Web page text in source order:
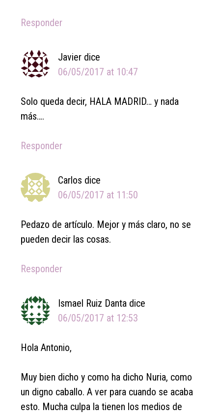
Responder
Javier dice
06/05/2017 at 10:47
Solo queda decir, HALA MADRID… y nada
más….
Responder
Carlos dice
06/05/2017 at 11:50
Pedazo de artículo. Mejor y más claro, no se
pueden decir las cosas.
Responder
Ismael Ruiz Danta dice
06/05/2017 at 12:53
Hola Antonio,
Muy bien dicho y como ha dicho Nuria, como
un digno caballo. A ver para cuando se acaba
esto. Mucha culpa la tienen los medios de